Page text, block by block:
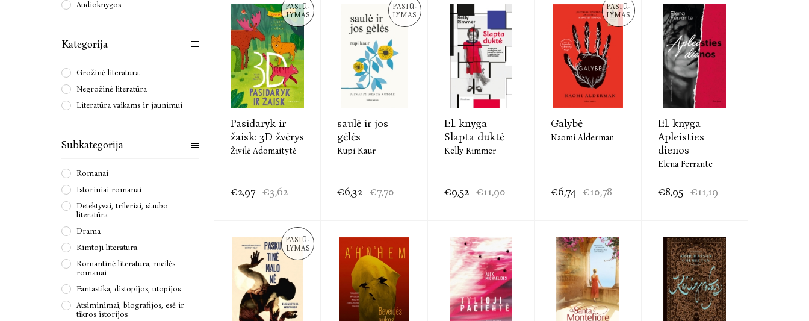
PASIŪ-
LYMAS
Pasidaryk ir
žaisk: 3D žvėrys
Živilė Adomaitytė
€2,97 €3,62
PASIŪ-
LYMAS
saulė ir jos
gėlės
Rupi Kaur
€6,32 €7,70
El. knyga
Slapta duktė
Kelly Rimmer
€9,52 €11,90
PASIŪ-
LYMAS
Galybė
Naomi Alderman
€6,74 €10,78
El. knyga
Apleisties
dienos
Elena Ferrante
€8,95 €11,19
PASIŪ-
LYMAS
Audioknygos
Kategorija
Grožinė literatūra
Negrožinė literatūra
Literatūra vaikams ir jaunimui
Subkategorija
Romanai
Istoriniai romanai
Detektyvai, trileriai, siaubo
literatūra
Drama
Rimtoji literatūra
Romantinė literatūra, meilės
romanai
Fantastika, distopijos, utopijos
Atsiminimai, biografijos, esė ir
tikros istorijos